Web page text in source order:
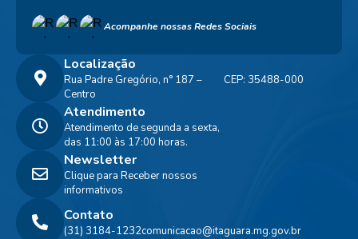
Acompanhe nossas Redes Sociais
Localização
Rua Padre Gregório, n° 187 –
Centro
CEP: 35488-000
Contato
(31) 3184-1232comunicacao@itaguara.mg.gov.br
Atendimento
Atendimento de segunda a sexta,
das 11:00 às 17:00 horas.
Newsletter
Clique para Receber nossos
informativos